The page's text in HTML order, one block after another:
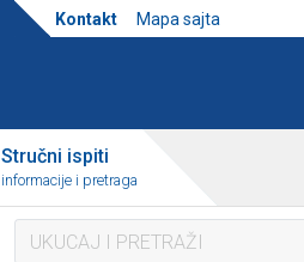
Kontakt Mapa sajta
Stručni ispiti
informacije i pretraga